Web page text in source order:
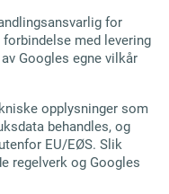
for
med levering
Googles egne vilkår
opplysninger som
behandles, og
EU/EØS. Slik
regelverk og Googles